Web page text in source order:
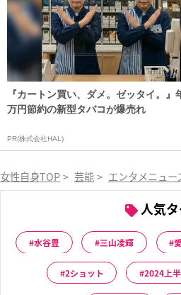
『カートン買い、ダメ。ゼッタイ。』
万円節約の新型タバコが爆売れ
PR(株式会社HAL)
女性自身TOP > 芸能 > エンタメニュー
人気
水谷豊 三山凌輝
2ショット 2024上